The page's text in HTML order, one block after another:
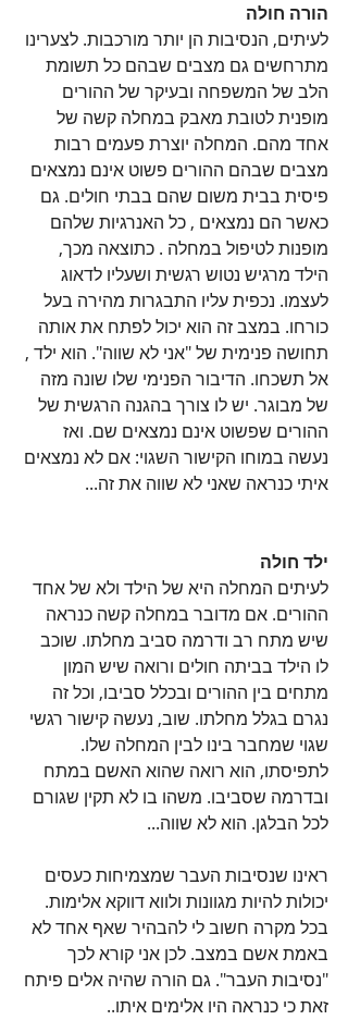
הורה חולה
לעיתים, הנסיבות הן יותר מורכבות. לצערינו
מתרחשים גם מצבים שבהם כל תשומת
הלב של המשפחה ובעיקר של ההורים
מופנית לטובת מאבק במחלה קשה של
אחד מהם. המחלה יוצרת פעמים רבות
מצבים שבהם ההורים פשוט אינם נמצאים
פיסית בבית משום שהם בבתי חולים. גם
כאשר הם נמצאים , כל האנרגיות שלהם
מופנות לטיפול במחלה . כתוצאה מכך,
הילד מרגיש נטוש רגשית ושעליו לדאוג
לעצמו. נכפית עליו התבגרות מהירה בעל
כורחו. במצב זה הוא יכול לפתח את אותה
תחושה פנימית של "אני לא שווה". הוא ילד ,
אל תשכחו. הדיבור הפנימי שלו שונה מזה
של מבוגר. יש לו צורך בהגנה הרגשית של
ההורים שפשוט אינם נמצאים שם. ואז
נעשה במוחו הקישור השגוי: אם לא נמצאים
איתי כנראה שאני לא שווה את זה...
ילד חולה
לעיתים המחלה היא של הילד ולא של אחד
ההורים. אם מדובר במחלה קשה כנראה
שיש מתח רב ודרמה סביב מחלתו. שוכב
לו הילד בביתה חולים ורואה שיש המון
מתחים בין ההורים ובכלל סביבו, וכל זה
נגרם בגלל מחלתו. שוב, נעשה קישור רגשי
שגוי שמחבר בינו לבין המחלה שלו.
לתפיסתו, הוא רואה שהוא האשם במתח
ובדרמה שסביבו. משהו בו לא תקין שגורם
לכל הבלגן. הוא לא שווה...
ראינו שנסיבות העבר שמצמיחות כעסים
יכולות להיות מגוונות ולווא דווקא אלימות.
בכל מקרה חשוב לי להבהיר שאף אחד לא
באמת אשם במצב. לכן אני קורא לכך
"נסיבות העבר". גם הורה שהיה אלים פיתח
זאת כי כנראה היו אלימים איתו..